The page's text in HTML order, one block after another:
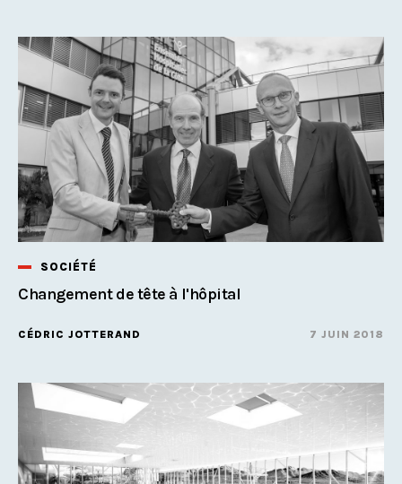
SOCIÉTÉ
Changement de tête à l'hôpital
CÉDRIC JOTTERAND 7 JUIN 2018